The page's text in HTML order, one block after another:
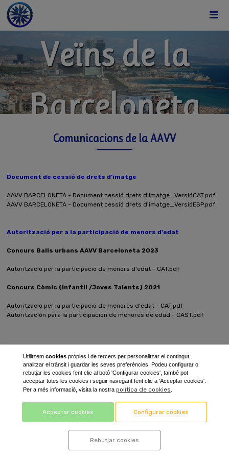
Veïns de la
Barceloneta
Comunicacions de la AAVV
Document de cessió de drets d'imatge
AAVV BARCELONETA - Document cessió drets d'imatge_VersióCAT.pdf
AAVV BARCELONETA - Document cessió drets d'imatge_VersióESP.pdf
Autorització per a la participació de menors d'edat
Concurs Balls urbans AAVV Barceloneta 2023
Autorització per la participació de menors d'edat - CAT.pdf
Concurs Còmic (Infantil /Joves Talents) 2021
Autorització per la participació de menores d'edat - CAT.pdf
Autoritzación para la participación de menores de edad - CAST.pdf
Utilitzem cookiespròpies i de tercers per personalitzar el contingut,
analitzar el trànsit i guardar les seves preferències. Podeu configurar o
rebutjar les cookies fent clic al botó 'Configurar cookies', també pot
acceptar totes les cookies i seguir navegant fent clic a 'Acceptar cookies'.
Per a més informació, visita la nostra política de cookies
Acceptar cookies Configurar cookies
Rebutjar cookies